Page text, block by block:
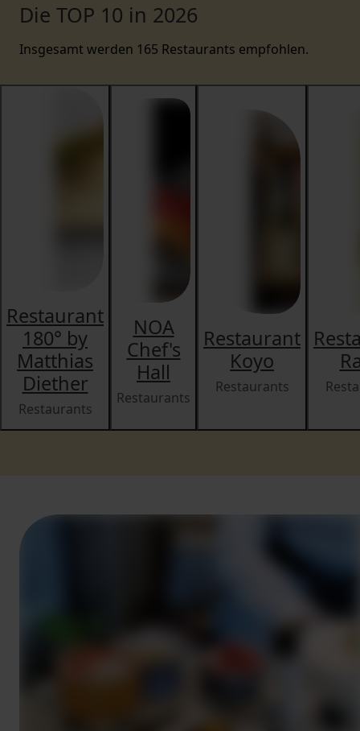
Die TOP 10 in 2026
Insgesamt werden 165 Restaurants empfohlen.
Restaurant
180° by
Matthias
Diether
Restaurants
NOA
Chef's
Hall
Restaurants
Restaurant
Koyo
Restaurants